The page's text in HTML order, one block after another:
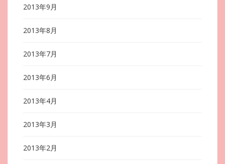
2013年9月
2013年8月
2013年7月
2013年6月
2013年4月
2013年3月
2013年2月